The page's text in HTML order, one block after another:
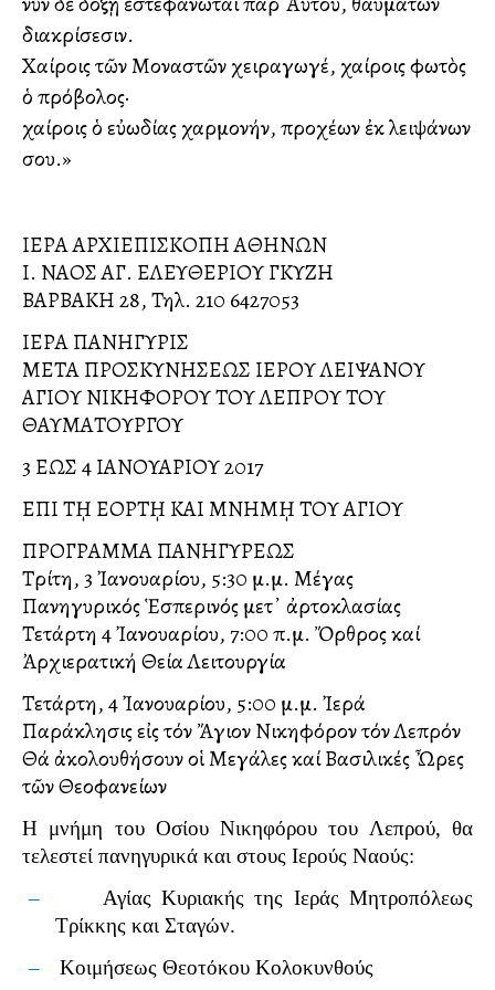
διακρίσεσιν.
Χαίροις τῶν Μοναστῶν χειραγωγέ, χαίροις φωτὸς
ὁ πρόβολος·
χαίροις ὁ εὐωδίας χαρμονήν, προχέων ἐκ λειψάνων
σου.»
ΙΕΡΑ ΑΡΧΙΕΠΙΣΚΟΠΗ ΑΘΗΝΩΝ
Ι. ΝΑΟΣ ΑΓ. ΕΛΕΥΘΕΡΙΟΥ ΓΚΥΖΗ
ΒΑΡΒΑΚΗ 28, Τηλ. 210 6427053
ΙΕΡΑ ΠΑΝΗΓΥΡΙΣ
ΜΕΤΑ ΠΡΟΣΚΥΝΗΣΕΩΣ ΙΕΡΟΥ ΛΕΙΨΑΝΟΥ
ΑΓΙΟΥ ΝΙΚΗΦΟΡΟΥ ΤΟΥ ΛΕΠΡΟΥ ΤΟΥ
ΘΑΥΜΑΤΟΥΡΓΟΥ
3 ΕΩΣ 4 ΙΑΝΟΥΑΡΙΟΥ 2017
ΕΠΙ Τ­ῌ ΕΟΡΤῌ ΚΑΙ ΜΝΗΜῌ ΤΟΥ ΑΓΙΟΥ
ΠΡΟΓΡΑΜΜΑ ΠΑΝΗΓΥΡΕΩΣ
Τρίτη, 3 Ἰανουαρίου, 5:30 μ.μ. Μέγας
Πανηγυρικός Ἑσπερινός μετ᾿ ἀρτοκλασίας
Τετάρτη 4 Ἰανουαρίου, 7:00 π.μ. Ὄρθρος καί
Ἀρχιερατική Θεία Λειτουργία
Τετάρτη, 4 Ἰανουαρίου, 5:00 μ.μ. Ἰερά
Παράκλησις εἰς τόν Ἄγιον Νικηφόρον τόν Λεπρόν
Θά ἀκολουθήσουν οἱ Μεγάλες καί Βασιλικές Ὦρες
τῶν Θεοφανείων
Η μνήμη του Οσίου Νικηφόρου του Λεπρού, θα
τελεστεί πανηγυρικά και στους Ιερούς Ναούς:
–
Αγίας Κυριακής της Ιεράς Μητροπόλεως
Τρίκκης και Σταγών.
–
Κοιμήσεως Θεοτόκου Κολοκυνθούς